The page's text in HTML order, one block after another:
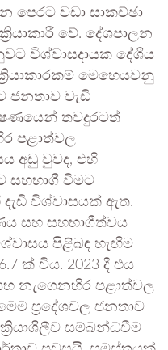
වඩා සාකච්ඡා
වේ. දේශපාලන
විශ්වාසදායක දේශීය
මෙහෙයවනු
ජනතාව වැඩි
තවදුරටත්
පළාත්වල
අඩු වුවද, එහි
සහභාගී වීමට
විශ්වාසයක් ඇත.
සහ සහභාගීත්වය
පිළිබඳ හැඟීම
ක් විය. 2023 දී එය
නැගෙනහිර පළාත්වල
ප්‍රදේශවල ජනතාව
සම්බන්ධවීම